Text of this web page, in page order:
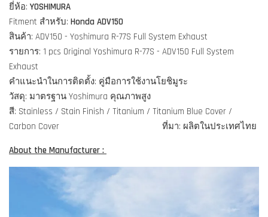
ยี่ห้อ: YOSHIMURA
Fitment สำหรับ: Honda ADV150
สินค้า: ADV150 - Yoshimura R-77S Full System Exhaust
รายการ: 1 pcs Original Yoshimura R-77S - ADV150 Full System
Exhaust
คำแนะนำในการติดตั้ง: คู่มือการใช้งานโยชิมูระ
วัสดุ: มาตรฐาน Yoshimura คุณภาพสูง
สี: Stainless / Stain Finish / Titanium / Titanium Blue Cover /
Carbon Cover ที่มา: ผลิตในประเทศไทย
About the Manufacturer :